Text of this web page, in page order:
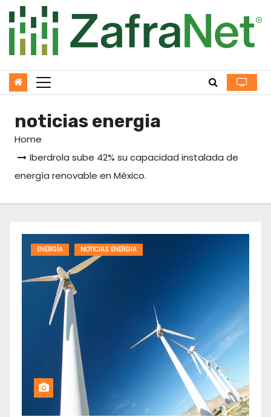
to
content
noticias energia
Home
Iberdrola sube 42% su capacidad instalada de
energía renovable en México.
ENERGÍA NOTICIAS ENERGIA